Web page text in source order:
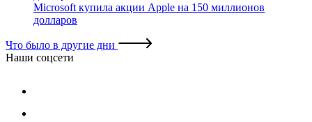
Microsoft купила акции Apple на 150 миллионов
долларов
Что было в другие дни
Наши соцсети